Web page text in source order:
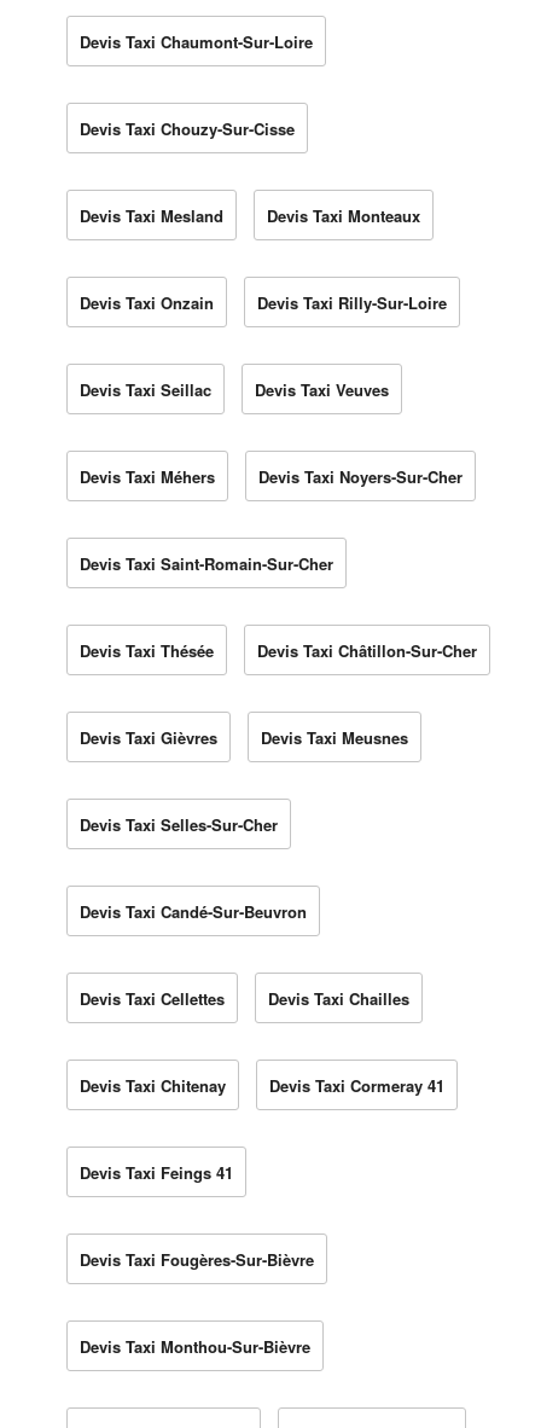
Devis Taxi Chaumont-Sur-Loire
Devis Taxi Chouzy-Sur-Cisse
Devis Taxi Mesland Devis Taxi Monteaux
Devis Taxi Onzain Devis Taxi Rilly-Sur-Loire
Devis Taxi Seillac Devis Taxi Veuves
Devis Taxi Méhers Devis Taxi Noyers-Sur-Cher
Devis Taxi Saint-Romain-Sur-Cher
Devis Taxi Thésée Devis Taxi Châtillon-Sur-Cher
Devis Taxi Gièvres Devis Taxi Meusnes
Devis Taxi Selles-Sur-Cher
Devis Taxi Candé-Sur-Beuvron
Devis Taxi Cellettes Devis Taxi Chailles
Devis Taxi Chitenay Devis Taxi Cormeray 41
Devis Taxi Feings 41
Devis Taxi Fougères-Sur-Bièvre
Devis Taxi Monthou-Sur-Bièvre